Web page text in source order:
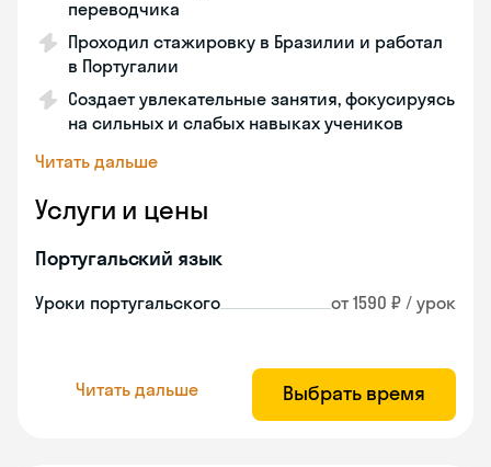
переводчика
Проходил стажировку в Бразилии и работал
в Португалии
Создает увлекательные занятия, фокусируясь
на сильных и слабых навыках учеников
Читать дальше
Услуги и цены
Португальский язык
Уроки португальского от 1590 ₽ / урок
Читать дальше Выбрать время